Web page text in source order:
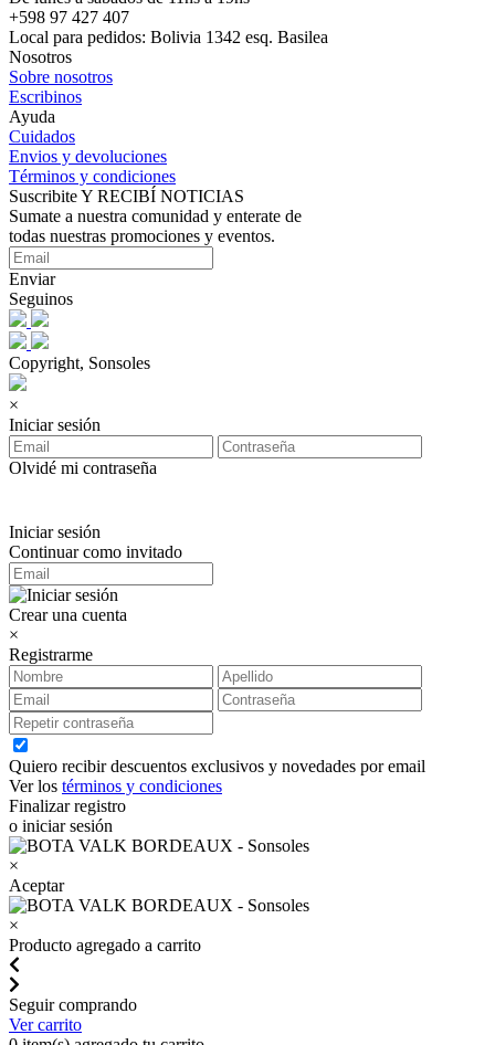
+598 97 427 407
Local para pedidos: Bolivia 1342 esq. Basilea
Nosotros
Sobre nosotros
Escribinos
Ayuda
Cuidados
Envios y devoluciones
Términos y condiciones
Suscribite Y RECIBÍ NOTICIAS
Sumate a nuestra comunidad y enterate de
todas nuestras promociones y eventos.
Enviar
Seguinos
Copyright, Sonsoles
×
Iniciar sesión
Olvidé mi contraseña
Iniciar sesión
Continuar como invitado
Crear una cuenta
×
Registrarme
Quiero recibir descuentos exclusivos y novedades por email
Ver los términos y condiciones
Finalizar registro
o iniciar sesión
×
Aceptar
×
Producto agregado a carrito
Seguir comprando
Ver carrito